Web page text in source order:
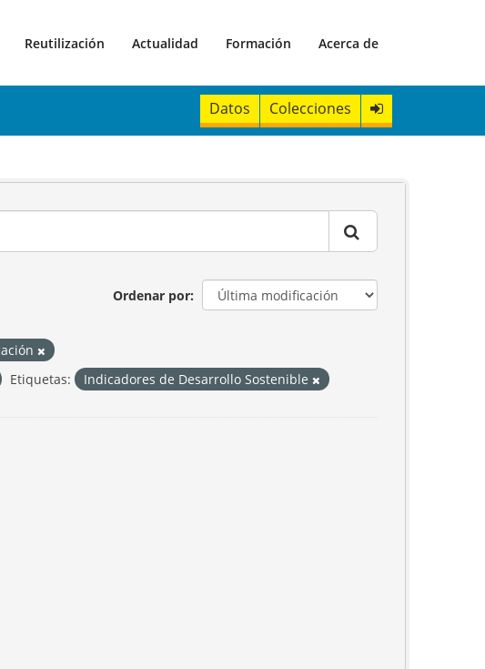
Reutilización Actualidad Formación Acerca de
Datos Colecciones
Ordenar por
Etiquetas: Indicadores de Desarrollo Sostenible